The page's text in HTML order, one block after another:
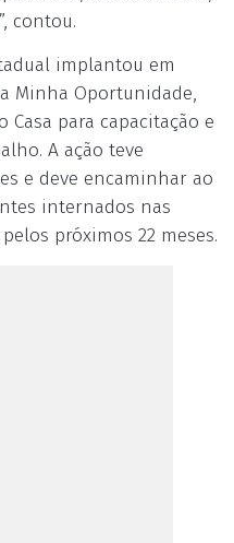
contou.
implantou em
Minha Oportunidade,
Casa para capacitação e
A ação teve
e deve encaminhar ao
internados nas
próximos 22 meses.